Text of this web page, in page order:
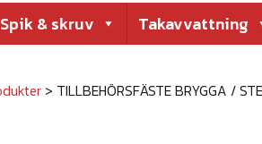
Spik & skruv Takavvattning
> TILLBEHÖRSFÄSTE BRYGGA /